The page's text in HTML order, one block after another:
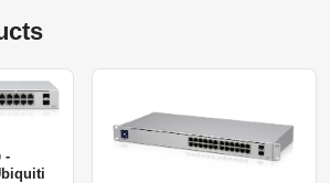
-